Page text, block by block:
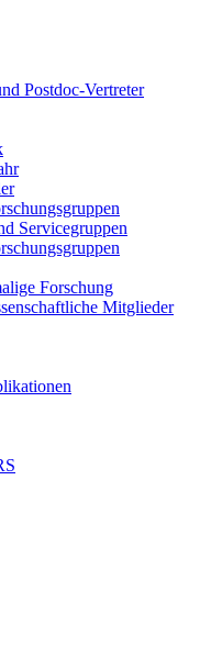
Postdoc-Vertreter
Servicegruppen
Forschung
Mitglieder